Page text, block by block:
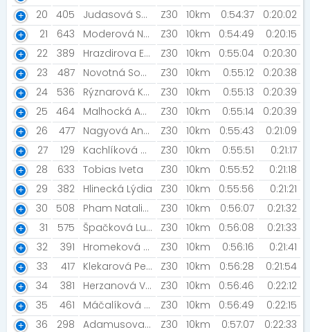
20
405 Judasová Sofie Z30 10km 0:54:37
0:20:02
21
643 Moderová Natali Z30 10km 0:54:49
0:20:15
22
389 Hrazdirova Ester Z30 10km 0:55:04
0:20:30
23
487 Novotná Soňa [Bobrun] Z30 10km 0:55:12
0:20:38
24
536 Rýznarová Kateřina Z30 10km 0:55:13
0:20:39
25
464 Malhocká Andrea Z30 10km 0:55:14
0:20:39
26
477 Nagyová Anežka Z30 10km 0:55:43
0:21:09
27
129 Kachlíková Natálie Z30 10km 0:55:51
0:21:17
28
633 Tobias Iveta Z30 10km 0:55:52
0:21:18
29
382 Hlinecká Lýdia Z30 10km 0:55:56
0:21:21
30
508 Pham Natalie [lazyass] Z30 10km 0:56:07
0:21:32
31
575 Špačková Lucie Z30 10km 0:56:08
0:21:33
32
391 Hromeková Kristína Z30 10km 0:56:16
0:21:41
33
417 Klekarová Petra Z30 10km 0:56:28
0:21:54
34
381 Herzanová Vendula Z30 10km 0:56:46
0:22:12
35
461 Máčalíková Petra Z30 10km 0:56:49
0:22:15
36
298 Adamusova Martina Z30 10km 0:57:07
0:22:33